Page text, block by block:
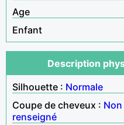
Age
Enfant
Description
Silhouette : Normale
Coupe de cheveux : Non
renseigné